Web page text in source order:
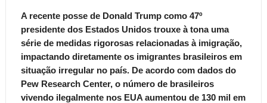
A recente posse de Donald Trump como 47º
presidente dos Estados Unidos trouxe à tona uma
série de medidas rigorosas relacionadas à imigração,
impactando diretamente os imigrantes brasileiros em
situação irregular no país. De acordo com dados do
Pew Research Center, o número de brasileiros
vivendo ilegalmente nos EUA aumentou de 130 mil em